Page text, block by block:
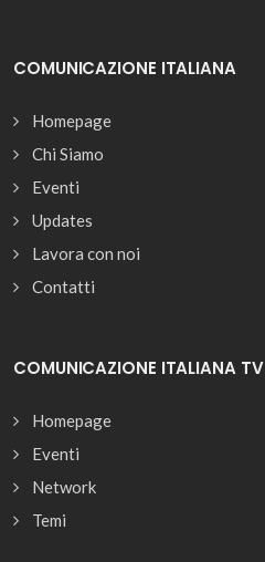
COMUNICAZIONE ITALIANA
Homepage
Chi Siamo
Eventi
Updates
Lavora con noi
Contatti
COMUNICAZIONE ITALIANA TV
Homepage
Eventi
Network
Temi